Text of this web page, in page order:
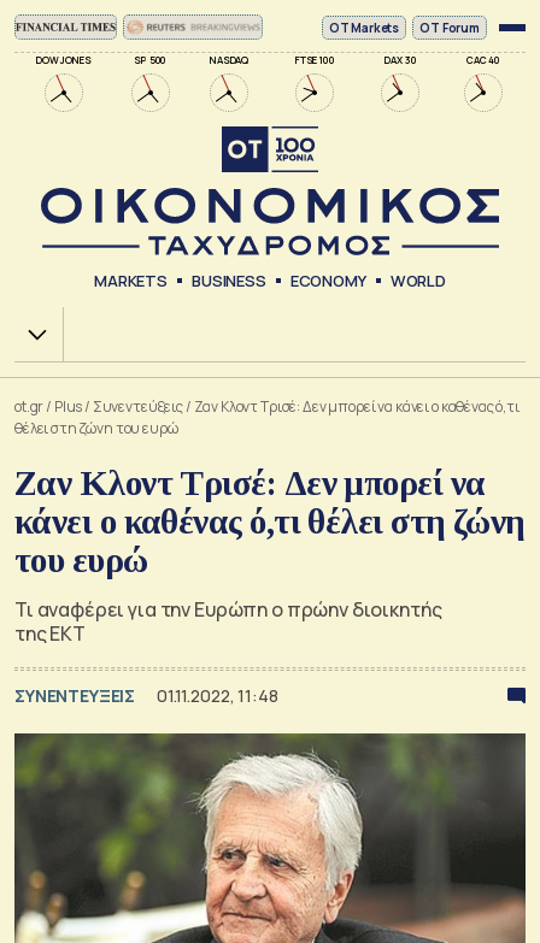
DOW JONES SP 500 NASDAQ FTSE 100 DAX 30 CAC 40
ΟΤ Markets OT Forum
MARKETS BUSINESS ECONOMY WORLD
Χ.Α.
ot.gr/ Plus/ Συνεντεύξεις/ Ζαν Κλοντ Τρισέ: Δεν μπορεί να κάνει ο καθένας ό,τι
θέλει στη ζώνη του ευρώ
Ζαν Κλοντ Τρισέ: Δεν μπορεί να
κάνει ο καθένας ό,τι θέλει στη ζώνη
του ευρώ
Τι αναφέρει για την Ευρώπη ο πρώην διοικητής
της ΕΚΤ
ΣΥΝΕΝΤΕΥΞΕΙΣ 01.11.2022, 11:48